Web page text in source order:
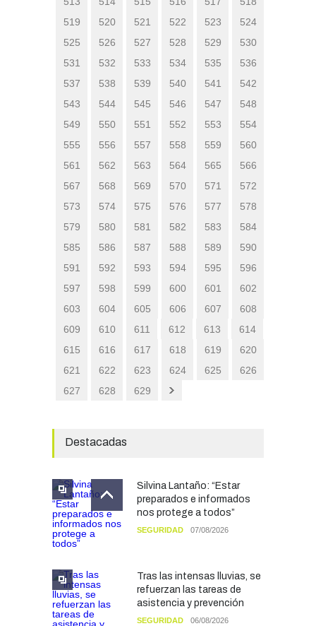
519
520 521 522 523
524
525
526 527 528 529
530
531
532 533 534 535
536
537
538 539 540 541
542
543
544 545 546 547
548
549
550 551 552 553
554
555
556 557 558 559
560
561
562 563 564 565
566
567
568 569 570 571
572
573
574 575 576 577
578
579
580 581 582 583
584
585
586 587 588 589
590
591
592 593 594 595
596
597
598 599 600 601
602
603
604 605 606 607
608
609
610 611 612 613
614
615
616 617 618 619
620
621
622 623 624 625
626
627
628 629
Destacadas
Silvina Lantaño: “Estar
preparados e informados
nos protege a todos”
SEGURIDAD 07/08/2026
Tras las intensas lluvias, se
refuerzan las tareas de
asistencia y prevención
SEGURIDAD 06/08/2026